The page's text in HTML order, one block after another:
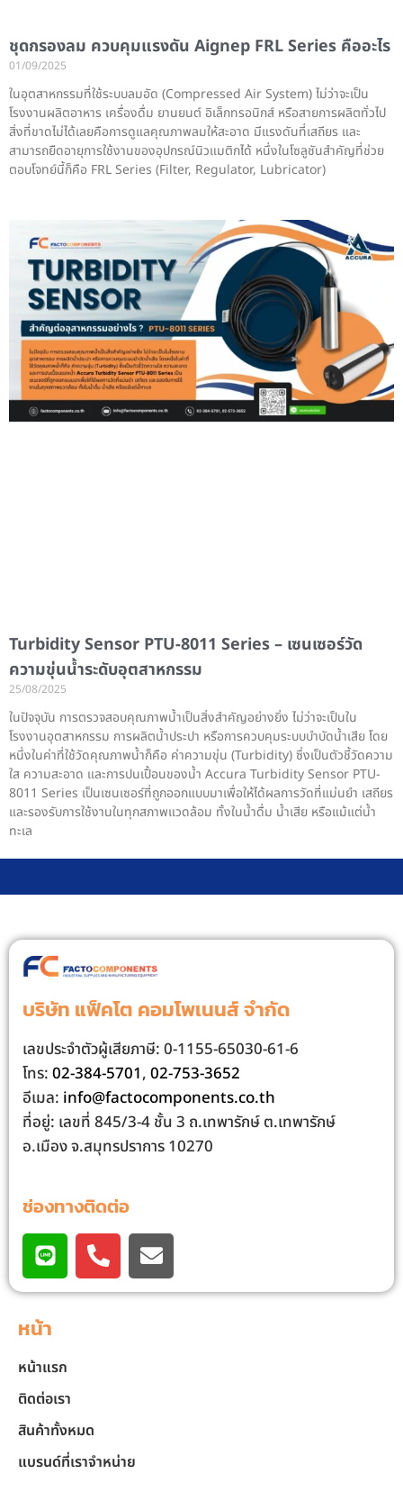
ชุดกรองลม ควบคุมแรงดัน Aignep FRL Series คืออะไร
01/09/2025
ในอุตสาหกรรมที่ใช้ระบบลมอัด (Compressed Air System) ไม่ว่าจะเป็น
โรงงานผลิตอาหาร เครื่องดื่ม ยานยนต์ อิเล็กทรอนิกส์ หรือสายการผลิตทั่วไป
สิ่งที่ขาดไม่ได้เลยคือการดูแลคุณภาพลมให้สะอาด มีแรงดันที่เสถียร และ
สามารถยืดอายุการใช้งานของอุปกรณ์นิวแมติกได้ หนึ่งในโซลูชันสำคัญที่ช่วย
ตอบโจทย์นี้ก็คือ FRL Series (Filter, Regulator, Lubricator)
Turbidity Sensor PTU-8011 Series – เซนเซอร์วัด
ความขุ่นน้ำระดับอุตสาหกรรม
25/08/2025
ในปัจจุบัน การตรวจสอบคุณภาพน้ำเป็นสิ่งสำคัญอย่างยิ่ง ไม่ว่าจะเป็นใน
โรงงานอุตสาหกรรม การผลิตน้ำประปา หรือการควบคุมระบบบำบัดน้ำเสีย โดย
หนึ่งในค่าที่ใช้วัดคุณภาพน้ำก็คือ ค่าความขุ่น (Turbidity) ซึ่งเป็นตัวชี้วัดความ
ใส ความสะอาด และการปนเปื้อนของน้ำ Accura Turbidity Sensor PTU-
8011 Series เป็นเซนเซอร์ที่ถูกออกแบบมาเพื่อให้ได้ผลการวัดที่แม่นยำ เสถียร
และรองรับการใช้งานในทุกสภาพแวดล้อม ทั้งในน้ำดื่ม น้ำเสีย หรือแม้แต่น้ำ
ทะเล
บริษัท แฟ็คโต คอมโพเนนส์ จํากัด
เลขประจําตัวผู้เสียภาษี: 0-1155-65030-61-6
โทร:02-384-5701,02-753-3652
อีเมล: info@factocomponents.co.th
ที่อยู่: เลขที่ 845/3-4 ชั้น 3 ถ.เทพารักษ์ ต.เทพารักษ์
อ.เมือง จ.สมุทรปราการ 10270
ช่องทางติดต่อ
หน้า
หน้าแรก
ติดต่อเรา
สินค้าทั้งหมด
แบรนด์ที่เราจำหน่าย